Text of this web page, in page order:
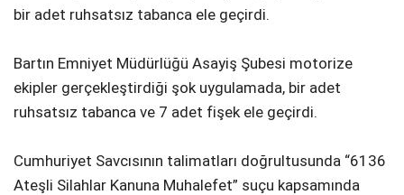
bir adet ruhsatsız tabanca ele geçirdi.
Bartın Emniyet Müdürlüğü Asayiş Şubesi motorize
ekipler gerçekleştirdiği şok uygulamada, bir adet
ruhsatsız tabanca ve 7 adet fişek ele geçirdi.
Cumhuriyet Savcısının talimatları doğrultusunda “6136
Ateşli Silahlar Kanuna Muhalefet” suçu kapsamında